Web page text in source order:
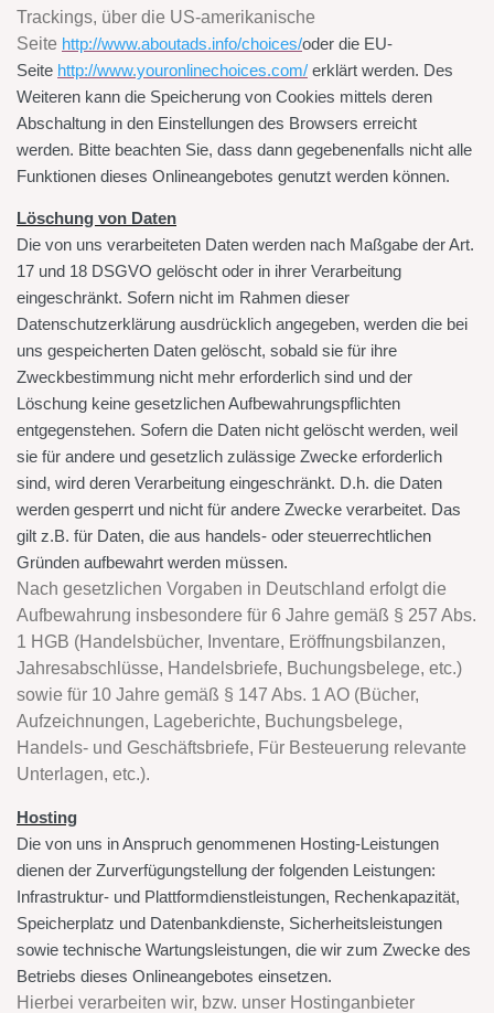
Trackings, über die US-amerikanische
Seite http://www.aboutads.info/choices/oder die EU-
Seite http://www.youronlinechoices.com/ erklärt werden. Des
Weiteren kann die Speicherung von Cookies mittels deren
Abschaltung in den Einstellungen des Browsers erreicht
werden. Bitte beachten Sie, dass dann gegebenenfalls nicht alle
Funktionen dieses Onlineangebotes genutzt werden können.
Löschung von Daten
Die von uns verarbeiteten Daten werden nach Maßgabe der Art.
17 und 18 DSGVO gelöscht oder in ihrer Verarbeitung
eingeschränkt. Sofern nicht im Rahmen dieser
Datenschutzerklärung ausdrücklich angegeben, werden die bei
uns gespeicherten Daten gelöscht, sobald sie für ihre
Zweckbestimmung nicht mehr erforderlich sind und der
Löschung keine gesetzlichen Aufbewahrungspflichten
entgegenstehen. Sofern die Daten nicht gelöscht werden, weil
sie für andere und gesetzlich zulässige Zwecke erforderlich
sind, wird deren Verarbeitung eingeschränkt. D.h. die Daten
werden gesperrt und nicht für andere Zwecke verarbeitet. Das
gilt z.B. für Daten, die aus handels- oder steuerrechtlichen
Gründen aufbewahrt werden müssen.
Nach gesetzlichen Vorgaben in Deutschland erfolgt die
Aufbewahrung insbesondere für 6 Jahre gemäß § 257 Abs.
1 HGB (Handelsbücher, Inventare, Eröffnungsbilanzen,
Jahresabschlüsse, Handelsbriefe, Buchungsbelege, etc.)
sowie für 10 Jahre gemäß § 147 Abs. 1 AO (Bücher,
Aufzeichnungen, Lageberichte, Buchungsbelege,
Handels- und Geschäftsbriefe, Für Besteuerung relevante
Unterlagen, etc.).
Hosting
Die von uns in Anspruch genommenen Hosting-Leistungen
dienen der Zurverfügungstellung der folgenden Leistungen:
Infrastruktur- und Plattformdienstleistungen, Rechenkapazität,
Speicherplatz und Datenbankdienste, Sicherheitsleistungen
sowie technische Wartungsleistungen, die wir zum Zwecke des
Betriebs dieses Onlineangebotes einsetzen.
Hierbei verarbeiten wir, bzw. unser Hostinganbieter